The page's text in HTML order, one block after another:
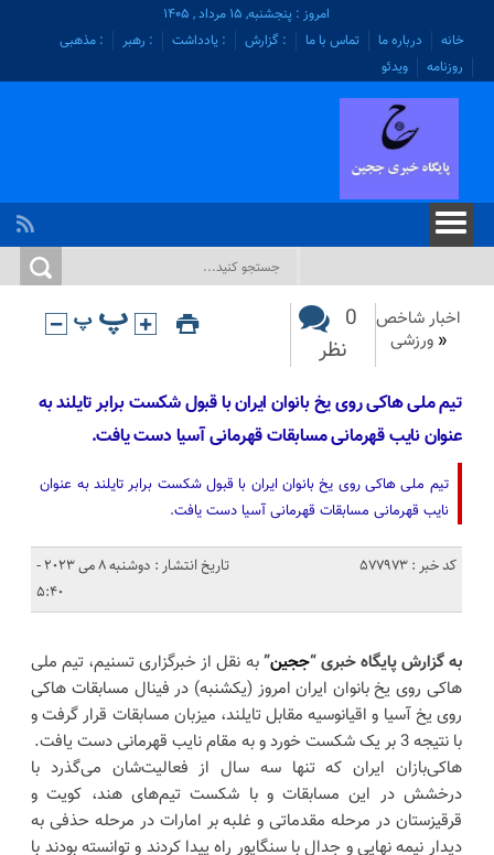
امروز : پنجشنبه, ۱۵ مرداد , ۱۴۰۵
خانه
درباره ما تماس با ما : گزارش : یادداشت : رهبر
: مذهبی
روزنامه
ویدئو
اخبار شاخص
« ورزشی
0
نظر
تیم ملی هاکی روی یخ بانوان ایران با قبول شکست برابر تایلند به
عنوان نایب قهرمانی مسابقات قهرمانی آسیا دست یافت.
تیم ملی هاکی روی یخ بانوان ایران با قبول شکست برابر تایلند به عنوان
نایب قهرمانی مسابقات قهرمانی آسیا دست یافت.
کد خبر : 577973
تاریخ انتشار : دوشنبه 8 می 2023 -
5:40
به گزارش پایگاه خبری “ججین”به نقل از خبرگزاری تسنیم، تیم ملی
هاکی روی یخ بانوان ایران امروز (یکشنبه) در فینال مسابقات هاکی
روی یخ آسیا و اقیانوسیه مقابل تایلند، میزبان مسابقات قرار گرفت و
با نتیجه 3 بر یک شکست خورد و به مقام نایب قهرمانی دست یافت.
هاکی‌بازان ایران که تنها سه سال از فعالیت‌شان می‌گذرد با
درخشش در این مسابقات و با شکست تیم‌های هند، کویت و
قرقیزستان در مرحله مقدماتی و غلبه بر امارات در مرحله حذفی به
دیدار نیمه نهایی و جدال با سنگاپور راه پیدا کردند و توانسته بودند با